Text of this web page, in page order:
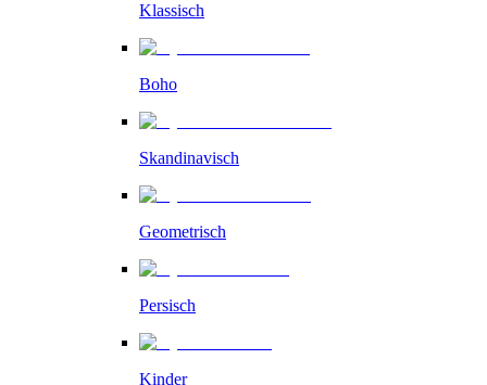
Klassisch
Boho
Skandinavisch
Geometrisch
Persisch
Kinder